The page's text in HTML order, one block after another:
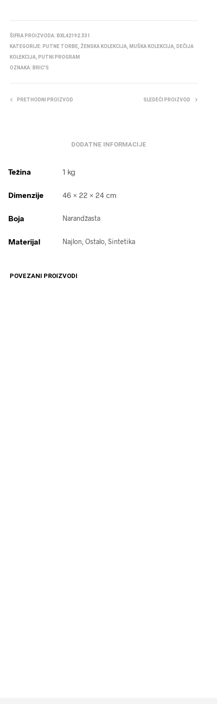
ŠIFRA PROIZVODA: BXL42192.331
KATEGORIJE: PUTNE TORBE ŽENSKA KOLEKCIJA MUŠKA KOLEKCIJA
DEČIJA
KOLEKCIJA
PUTNI PROGRAM
OZNAKA: BRIC'S
PRETHODNI PROIZVOD SLEDEĆI PROIZVOD
DODATNE INFORMACIJE
Težina 1 kg
Dimenzije 46 × 22 × 24 cm
Boja Narandžasta
Materijal Najlon, Ostalo, Sintetika
POVEZANI PROIZVODI